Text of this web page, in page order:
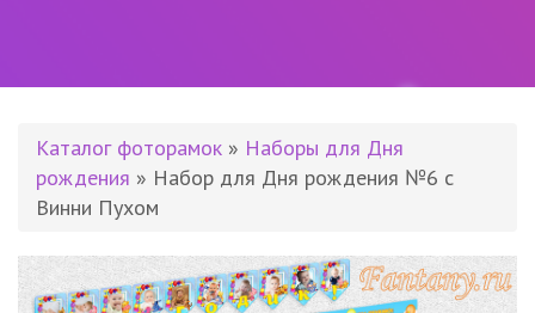
Каталог фоторамок » Наборы для Дня
рождения » Набор для Дня рождения №6 с
Винни Пухом